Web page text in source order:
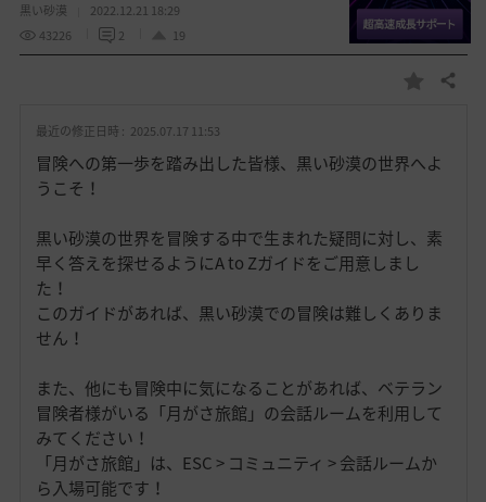
黒い砂漠
2022.12.21 18:29
43226
2 19
お
入
共有する
最近の修正日時 : 2025.07.17 11:53
冒険への第一歩を踏み出した皆様、黒い砂漠の世界へよ
うこそ！
黒い砂漠の世界を冒険する中で生まれた疑問に対し、素
早く答えを探せるようにA to Zガイドをご用意しまし
た！
このガイドがあれば、黒い砂漠での冒険は難しくありま
せん！
また、他にも冒険中に気になることがあれば、ベテラン
冒険者様がいる「月がさ旅館」の会話ルームを利用して
みてください！
「月がさ旅館」は、ESC > コミュニティ > 会話ルームか
ら入場可能です！